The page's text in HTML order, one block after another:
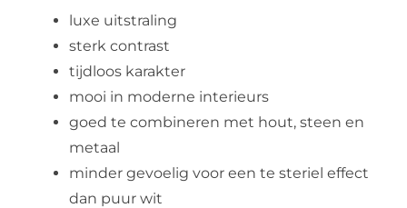
luxe uitstraling
sterk contrast
tijdloos karakter
mooi in moderne interieurs
goed te combineren met hout, steen en
metaal
minder gevoelig voor een te steriel effect
dan puur wit